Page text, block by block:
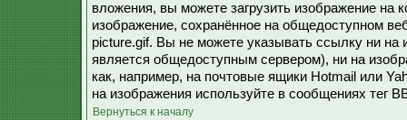
вложения, вы можете загрузить изображение
изображение, сохранённое на общедоступном
picture.gif. Вы не можете указывать ссылку ни
является общедоступным сервером), ни на
как, например, на почтовые ящики Hotmail или
на изображения используйте в сообщениях тег
Вернуться к началу